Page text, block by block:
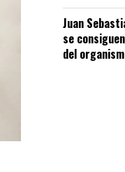
Juan
se
del